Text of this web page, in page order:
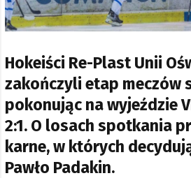
Hokeiści Re-Plast Unii
zakończyli etap meczów
pokonując na wyjeździe
2:1. O losach spotkania
karne, w których
Pawło Padakin.